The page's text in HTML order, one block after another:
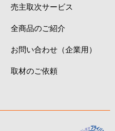
売主取次サービス
全商品のご紹介
お問い合わせ（企業用）
取材のご依頼